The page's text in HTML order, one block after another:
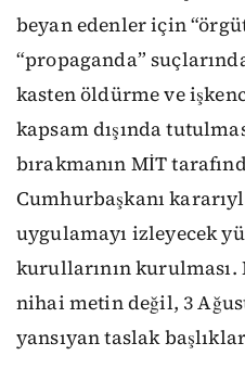
beyan edenler için
“propaganda”
kasten öldürme ve
kapsam dışında
bırakmanın MİT
Cumhurbaşkanı
uygulamayı izleyecek
kurullarının kurulması.
nihai metin değil, 3
yansıyan taslak